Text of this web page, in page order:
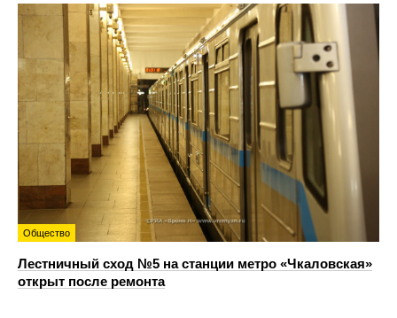
Общество
Лестничный сход №5 на станции метро «Чкаловская»
открыт после ремонта